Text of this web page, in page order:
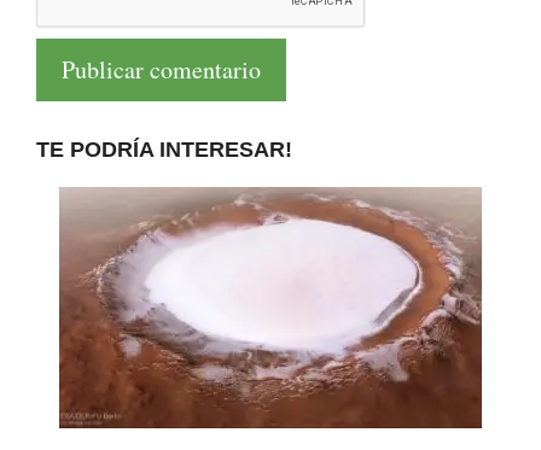
TE PODRÍA INTERESAR!